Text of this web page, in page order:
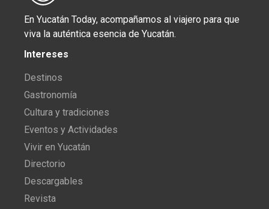
En Yucatán Today, acompañamos al viajero para que
viva la auténtica esencia de Yucatán.
Intereses
Destinos
Gastronomía
Cultura y tradiciones
Eventos y Actividades
Vivir en Yucatán
Directorio
Descargables
Revista